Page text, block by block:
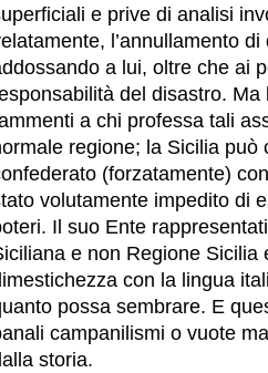
e prive di analisi
l’annullamento
a lui, oltre che ai
del disastro.
a chi professa tali
regione; la Sicilia
(forzatamente)
volutamente impedito di
Il suo Ente
e non Regione Sicilia
con la lingua
possa sembrare. E
campanilismi o vuote
storia.